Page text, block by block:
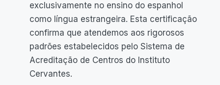
exclusivamente no ensino do espanhol
como língua estrangeira. Esta certificação
confirma que atendemos aos rigorosos
padrões estabelecidos pelo Sistema de
Acreditação de Centros do Instituto
Cervantes.